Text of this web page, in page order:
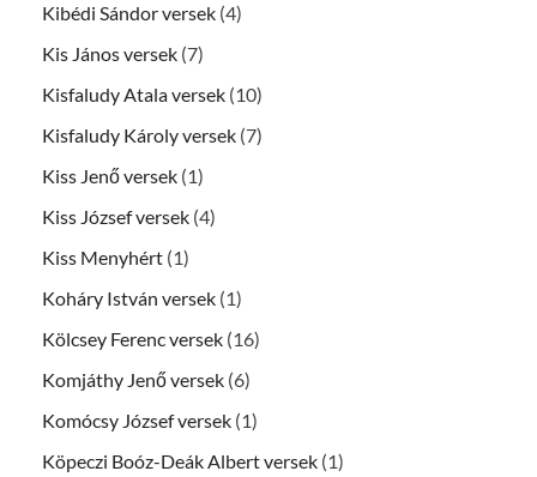
Kibédi Sándor versek (4)
Kis János versek (7)
Kisfaludy Atala versek (10)
Kisfaludy Károly versek (7)
Kiss Jenő versek (1)
Kiss József versek (4)
Kiss Menyhért (1)
Koháry István versek (1)
Kölcsey Ferenc versek (16)
Komjáthy Jenő versek (6)
Komócsy József versek (1)
Köpeczi Boóz-Deák Albert versek (1)